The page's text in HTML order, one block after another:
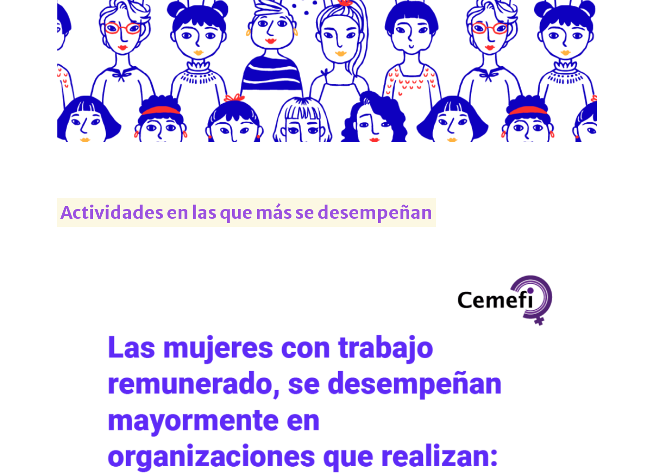
Actividades en las que más se desempeñan